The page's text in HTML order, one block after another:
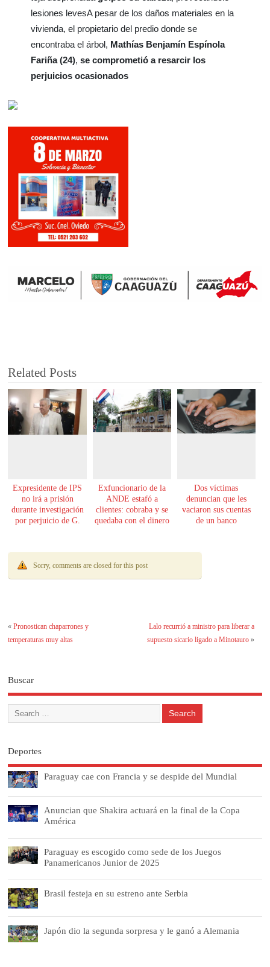
lesiones levesA pesar de los daños materiales en la
vivienda, el propietario del predio donde se
encontraba el árbol, Mathías Benjamín Espínola
Fariña (24),se comprometió a resarcir los
perjuicios ocasionados
Related Posts
Expresidente de IPS
no irá a prisión
durante investigación
por perjuicio de G.
Exfuncionario de la
ANDE estafó a
clientes: cobraba y se
quedaba con el dinero
Dos víctimas
denuncian que les
vaciaron sus cuentas
de un banco
Sorry, comments are closed for this post
«Pronostican chaparrones y
temperaturas muy altas
Lalo recurrió a ministro para liberar a
supuesto sicario ligado a Minotauro»
Buscar
Deportes
Paraguay cae con Francia y se despide del Mundial
Anuncian que Shakira actuará en la final de la Copa
América
Paraguay es escogido como sede de los Juegos
Panamericanos Junior de 2025
Brasil festeja en su estreno ante Serbia
Japón dio la segunda sorpresa y le ganó a Alemania